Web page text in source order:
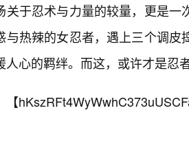
关于忍术与力量的较量，更是
与热辣的女忍者，遇上三个调
人心的羁绊。而这，或许才是忍
【